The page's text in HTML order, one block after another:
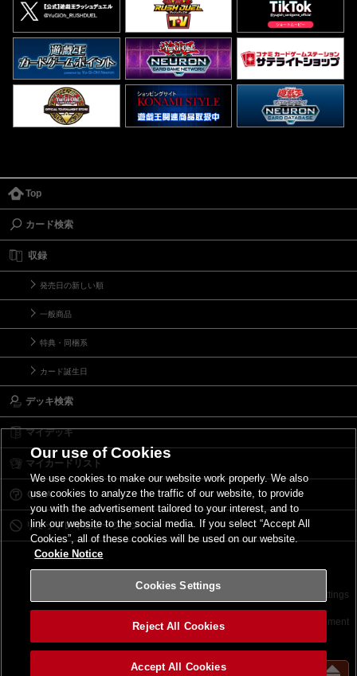
Top
カード検索
収録
発売日の新しい順
一般商品
特典・同梱系
カード誕生日
デッキ検索
マイデッキ
マイカードリスト
Ｑ＆Ａ
リミットレギュレーション
サイトポリシー Cookies Settings
©2026 Konami Digital Entertainment
Our use of Cookies
We use cookies to make our website work properly. We also
use cookies to analyze the traffic of our website, to provide
you with the advertisement tailored to your interest, and to
link our website to the social media. If you select “Accept All
Cookies”, all of these cookies will be used on our website.
Cookie Notice
Cookies Settings
Reject All Cookies
Accept All Cookies